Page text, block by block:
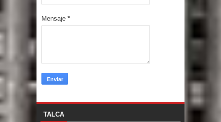
Mensaje *
TALCA